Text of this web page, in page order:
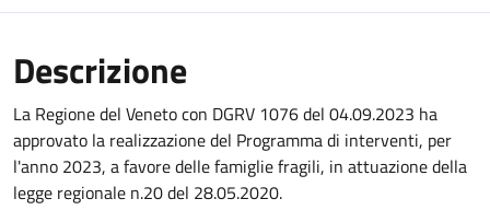
Descrizione
La Regione del Veneto con DGRV 1076 del 04.09.2023 ha
approvato la realizzazione del Programma di interventi, per
l'anno 2023, a favore delle famiglie fragili, in attuazione della
legge regionale n.20 del 28.05.2020.